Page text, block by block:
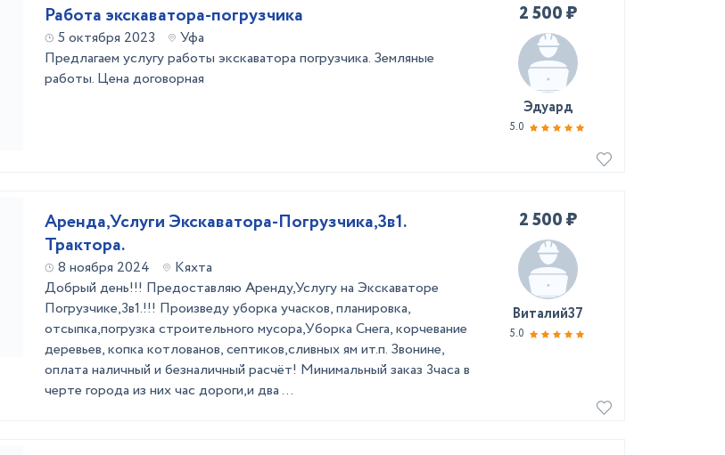
Работа экскаватора-погрузчика
5 октября 2023
Уфа
Предлагаем услугу работы экскаватора погрузчика. Земляные
работы. Цена договорная
2 500 ₽
Эдуард
5.0
Аренда,Услуги Экскаватора-Погрузчика,3в1.
Трактора.
8 ноября 2024
Кяхта
Добрый день!!! Предоставляю Аренду,Услугу на Экскаваторе
Погрузчике,3в1.!!! Произведу уборка учасков, планировка,
отсыпка,погрузка строительного мусора,Уборка Снега, корчевание
деревьев, копка котлованов, септиков,сливных ям ит.п. Звонине,
оплата наличный и безналичный расчёт! Минимальный заказ 3часа в
черте города из них час дороги,и два ...
2 500 ₽
Виталий37
5.0